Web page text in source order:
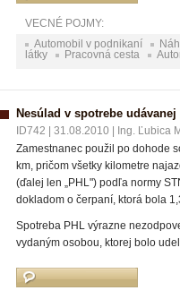
VECNÉ POJMY:
Automobil v podnikaní
látky
Pracovná cesta
Nesúlad v spotrebe
ID742 31.08.2010
Ing. Ľubica
Zamestnanec použil po dohode
km, pričom všetky kilometre
(ďalej len „PHL") podľa normy
dokladom o čerpaní, ktorá bola
Spotreba PHL výrazne
vydaným osobou, ktorej bolo